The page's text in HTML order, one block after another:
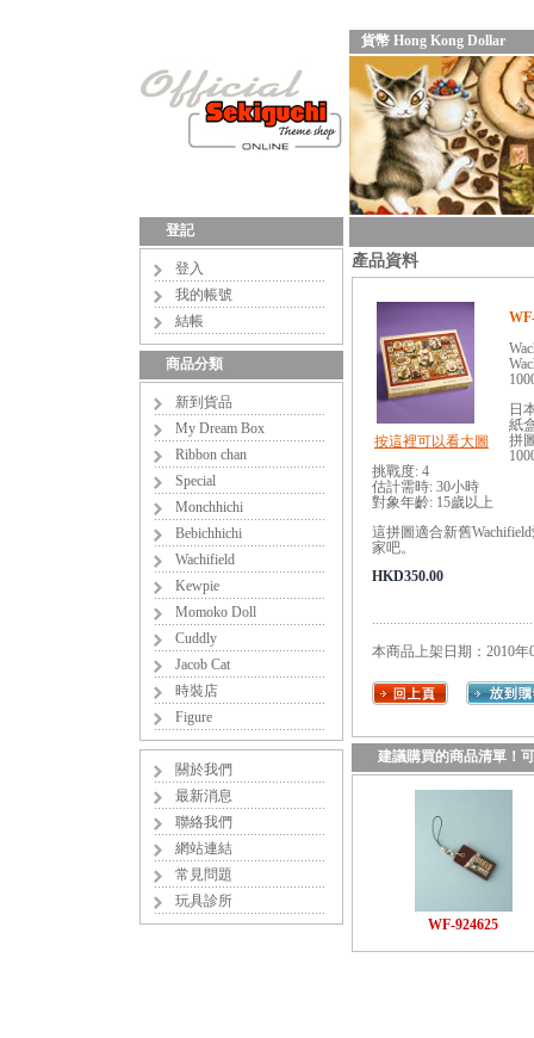
貨幣 Hong Kong Dollar
登記
登入
我的帳號
結帳
商品分類
新到貨品
My Dream Box
Ribbon chan
Special
Monchhichi
Bebichhichi
Wachifield
Kewpie
Momoko Doll
Cuddly
Jacob Cat
時裝店
Figure
關於我們
最新消息
聯絡我們
網站連結
常見問題
玩具診所
產品資料
按這裡可以看大圖
日
紙
拼
挑戰度: 4
估計需時: 30小時
對象年齡: 15歲以上
這拼圖適合新舊
家吧。
HKD350.00
本商品上架日期：2010年
建議購買的商品清單！
WF-924625